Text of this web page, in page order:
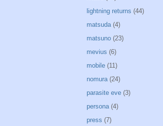
lightning returns (44)
matsuda (4)
matsuno (23)
mevius (6)
mobile (11)
nomura (24)
parasite eve (3)
persona (4)
press (7)